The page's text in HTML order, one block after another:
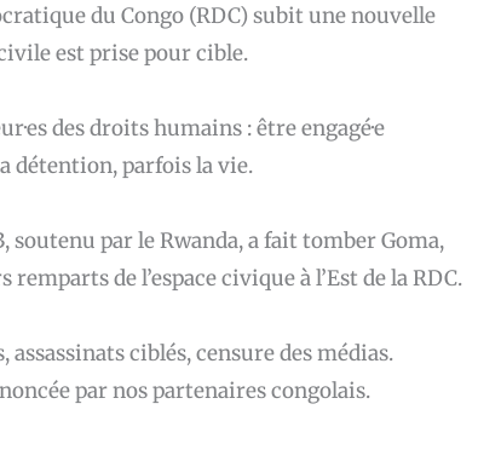
du Congo (RDC) subit une nouvelle
est prise pour cible.
des droits humains : être engagé·e
détention, parfois la vie.
soutenu par le Rwanda, a fait tomber Goma,
de l’espace civique à l’Est de la RDC.
ciblés, censure des médias.
par nos partenaires congolais.